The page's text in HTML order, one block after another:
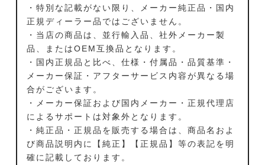
・特別な記載がない限り、メーカー純正品・国内
正規ディーラー品ではございません。
・当店の商品は、並行輸入品、社外メーカー製
品、またはOEM互換品となります。
・国内正規品と比べ、仕様・付属品・品質基準・
メーカー保証・アフターサービス内容が異なる場
合がございます。
・メーカー保証および国内メーカー・正規代理店
によるサポートは対象外となります。
・純正品・正規品を販売する場合は、商品名およ
び商品説明内に【純正】【正規品】等の表記を明
確に記載しております。